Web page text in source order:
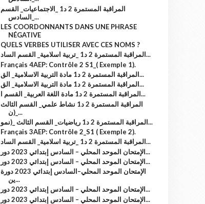
المراقبة المستمرة 2 د1 _الاجتماعيات_ القسم
السادس_...
LES COORDONNANTS DANS UNE PHRASE
NÉGATIVE
QUELS VERBES UTILISER AVEC CES NOMS ?
المراقبة المستمرة 2 د1 _تربية اسلامية_ القسم الساد...
Français 4AEP: Contrôle 2 S1_( Exemple 1).
المراقبة المستمرة 2 د1 مادة التربية الاسلامية_ الق...
المراقبة المستمرة 2 د1 مادة التربية الاسلامية_ الق...
المراقبة المستمرة 2 د1 مادة اللغة العربية_ القسم ا...
المراقبة المستمرة 2 د1 نشاط علمي_ القسم الثالث
_(ن...
المراقبة المستمرة 2 د1 رياضيات_ القسم الثالث _(نمو...
Français 3AEP: Contrôle 2_S1 ( Exemple 2).
المراقبة المستمرة 2 د1 _تربية اسلامية_ القسم الساد...
الإمتحان الموحد المحلي – السادس إبتدائي 2023 دور...
الإمتحان الموحد المحلي – السادس إبتدائي 2023 دور...
الإمتحان الموحد المحلي–السادس إبتدائي 2023 دورة
ين...
الإمتحان الموحد المحلي – السادس إبتدائي 2023 دور...
الإمتحان الموحد المحلي – السادس إبتدائي 2023 دور...